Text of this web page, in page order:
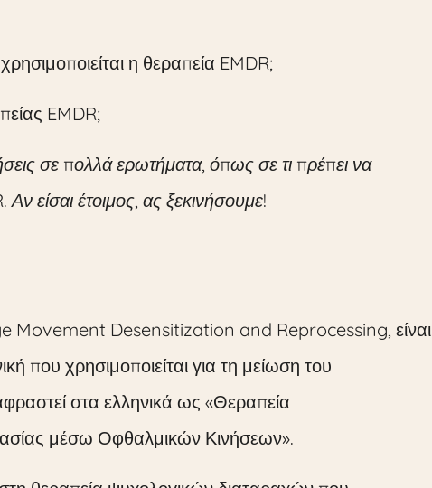
η θεραπεία EMDR;
EMDR;
σε πολλά ερωτήματα, όπως σε τι πρέπει να
είσαι έτοιμος, ας ξεκινήσουμε!
Movement Desensitization and Reprocessing, είναι
που χρησιμοποιείται για τη μείωση του
στα ελληνικά ως «Θεραπεία
μέσω Οφθαλμικών Κινήσεων».